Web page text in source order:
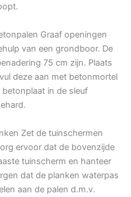
Graaf openingen
van een grondboor. De
75 cm zijn. Plaats
deze aan met betonmortel
betonplaat in de sleuf
Zet de tuinschermen
ervoor dat de bovenzijde
tuinscherm en hanteer
dat de planken waterpas
aan de palen d.m.v.